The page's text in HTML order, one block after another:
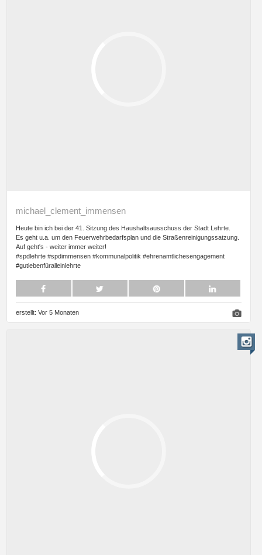
michael_clement_immensen
Heute bin ich bei der 41. Sitzung des Haushaltsausschuss der Stadt Lehrte.
Es geht u.a. um den Feuerwehrbedarfsplan und die Straßenreinigungssatzung.
Auf geht's - weiter immer weiter!
#spdlehrte #spdimmensen #kommunalpolitik #ehrenamtlichesengagement
#gutlebenfüralleinlehrte
erstellt: Vor 5 Monaten